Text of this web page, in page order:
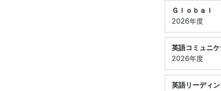
Ｇｌｏｂａｌ
2026年度
英語コミュニ
2026年度
英語リーディ